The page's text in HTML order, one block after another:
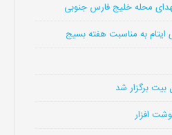
محله خلیج فارس جنوبی
به مناسبت هفته بسیج
بیت برگزار شد
افزار